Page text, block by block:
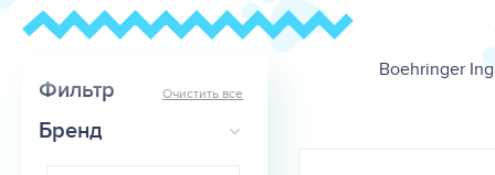
Фильтр Очистить все
Бренд
Boehringer